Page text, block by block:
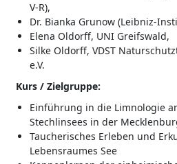
V-R),
Dr. Bianka Grunow (Leibniz-
Elena Oldorff, UNI Greifswald,
Silke Oldorff, VDST
e.V.
Kurs / Zielgruppe:
Einführung in die Limnologie
Stechlinsees in der
Taucherisches Erleben und
Lebensraumes See